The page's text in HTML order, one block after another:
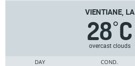
VIENTIANE, LA
28°C
overcast clouds
DAY COND.